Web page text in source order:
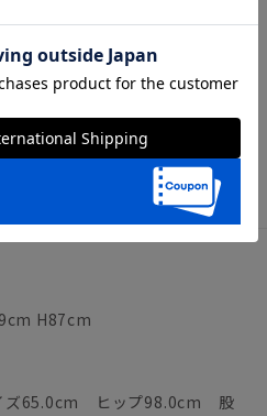
について
は飾りであり、実際にはお使い
H87cm
イズ65.0cm ヒップ98.0cm 股